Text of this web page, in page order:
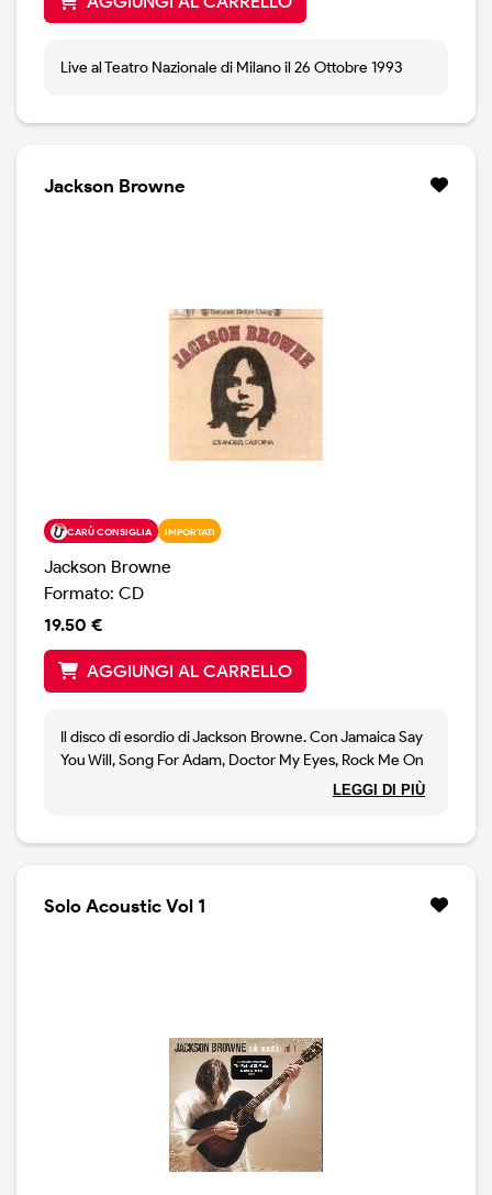
Live al Teatro Nazionale di Milano il 26 Ottobre 1993
Jackson Browne
CARÙ CONSIGLIA IMPORTATI
Jackson Browne
Formato: CD
19.50 €
AGGIUNGI AL CARRELLO
Il disco di esordio di Jackson Browne. Con Jamaica Say
You Will, Song For Adam, Doctor My Eyes, Rock Me On
The Water ed altre. Nuova edizione rimasterizzata 2023,
LEGGI DI PIÙ
Solo Acoustic Vol 1